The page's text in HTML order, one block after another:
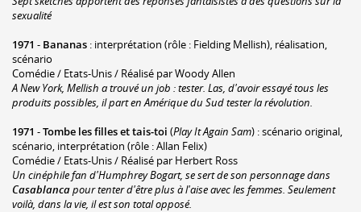
sexualité
1971 - Bananas : interprétation (rôle : Fielding Mellish), réalisation,
scénario
Comédie / Etats-Unis / Réalisé par Woody Allen
A New York, Mellish a trouvé un job : tester. Las, d'avoir essayé tous les
produits possibles, il part en Amérique du Sud tester la révolution.
1971 -Tombe les filles et tais-toi (Play It Again Sam) : scénario original,
scénario, interprétation (rôle : Allan Felix)
Comédie / Etats-Unis / Réalisé par Herbert Ross
Un cinéphile fan d'Humphrey Bogart, se sert de son personnage dans
Casablancapour tenter d'être plus à l'aise avec les femmes. Seulement
voilà, dans la vie, il est son total opposé.